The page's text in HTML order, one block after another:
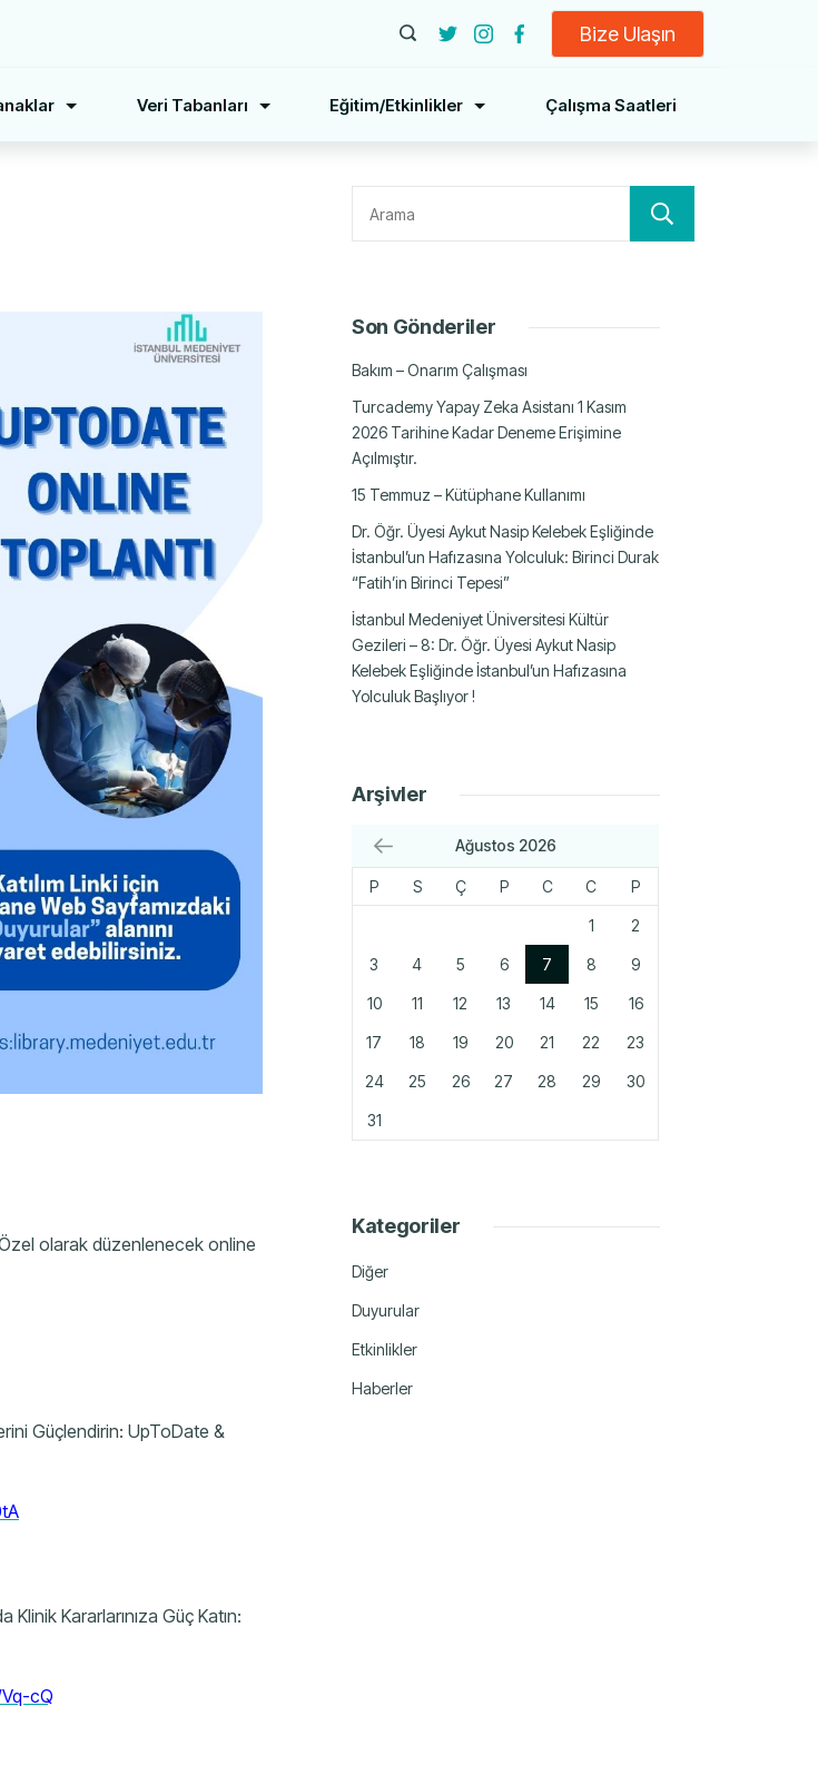
Bize Ulaşın
Veri Tabanları Eğitim/Etkinlikler Çalışma Saatleri
Özel olarak düzenlenecek online
Güçlendirin: UpToDate &
Klinik Kararlarınıza Güç Katın:
cQ
Son Gönderiler
Bakım – Onarım Çalışması
Turcademy Yapay Zeka Asistanı 1 Kasım
2026 Tarihine Kadar Deneme Erişimine
Açılmıştır.
15 Temmuz – Kütüphane Kullanımı
Dr. Öğr. Üyesi Aykut Nasip Kelebek Eşliğinde
İstanbul’un Hafızasına Yolculuk: Birinci Durak
“Fatih’in Birinci Tepesi”
İstanbul Medeniyet Üniversitesi Kültür
Gezileri – 8: Dr. Öğr. Üyesi Aykut Nasip
Kelebek Eşliğinde İstanbul’un Hafızasına
Yolculuk Başlıyor !
Arşivler
Ağustos 2026
P S Ç P C C P
1 2
3 4 5 6 7 8 9
10 11 12 13 14 15 16
17 18 19 20 21 22 23
24 25 26 27 28 29 30
31
Kategoriler
Diğer
Duyurular
Etkinlikler
Haberler